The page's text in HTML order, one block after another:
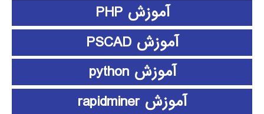
آموزش PHP
آموزش PSCAD
آموزش python
آموزش rapidminer